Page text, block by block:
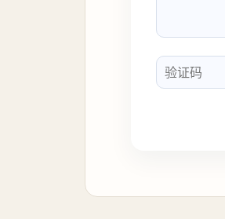
验证码